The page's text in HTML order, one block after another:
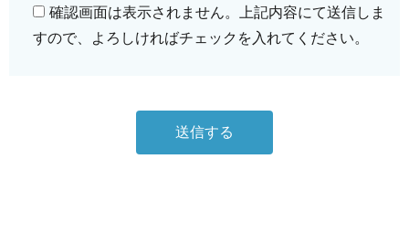
確認画面は表示されません。上記内容にて送信しま
すので、よろしければチェックを入れてください。